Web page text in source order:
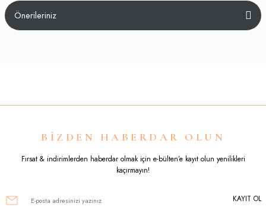
Önerileriniz
Ürün resmi kalitesiz, bozuk veya görüntülenemiyor.
Ürün açıklamasında eksik bilgiler bulunuyor.
Ürün fiyatı diğer sitelerden daha pahalı.
BİZDEN HABERDAR OLUN
Fırsat & indirimlerden haberdar olmak için e-bülten’e kayıt olun yenilikleri
kaçırmayın!
KAYIT OL